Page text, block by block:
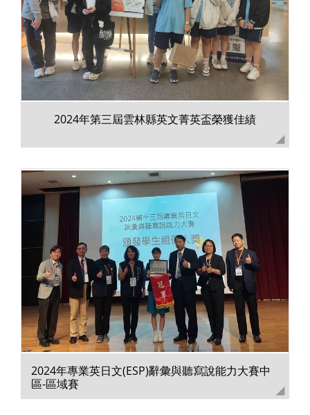
2024年第三屆雲林縣英文菁英盃榮獲佳績
2024年專業英日文(ESP)辭彙與聽寫說能力大賽中
區-區域賽